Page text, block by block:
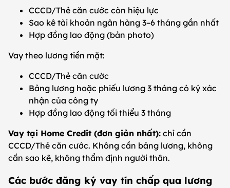
CCCD/Thẻ căn cước còn hiệu lực
Sao kê tài khoản ngân hàng 3–6 tháng gần nhất
Hợp đồng lao động (bản photo)
Vay theo lương tiền mặt:
CCCD/Thẻ căn cước
Bảng lương hoặc phiếu lương 3 tháng có ký xác
nhận của công ty
Hợp đồng lao động tối thiểu 3 tháng
Vay tại Home Credit (đơn giản nhất): chỉ cần
CCCD/Thẻ căn cước. Không cần bảng lương, không
cần sao kê, không thẩm định người thân.
Các bước đăng ký vay tín chấp qua lương